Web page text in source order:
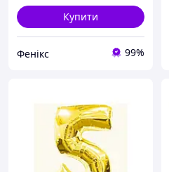
Купити
Фенікс 99%